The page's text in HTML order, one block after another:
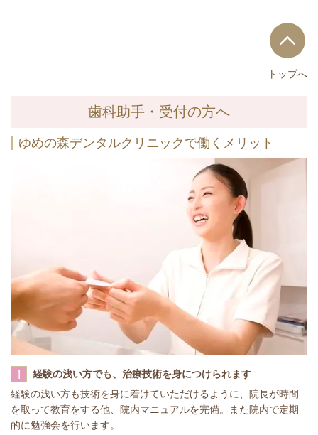
トップへ
歯科助手・受付の方へ
ゆめの森デンタルクリニックで働くメリット
1 経験の浅い方でも、治療技術を身につけられます
経験の浅い方も技術を身に着けていただけるように、院長が時間
を取って教育をする他、院内マニュアルを完備。また院内で定期
的に勉強会を行います。